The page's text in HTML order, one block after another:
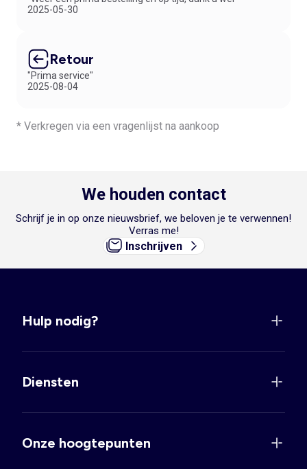
2025-05-30
Retour
"Prima service"
2025-08-04
* Verkregen via een vragenlijst na aankoop
We houden contact
Schrijf je in op onze nieuwsbrief, we beloven je te verwennen!
Verras me!
Inschrijven
Hulp nodig?
Diensten
Onze hoogtepunten